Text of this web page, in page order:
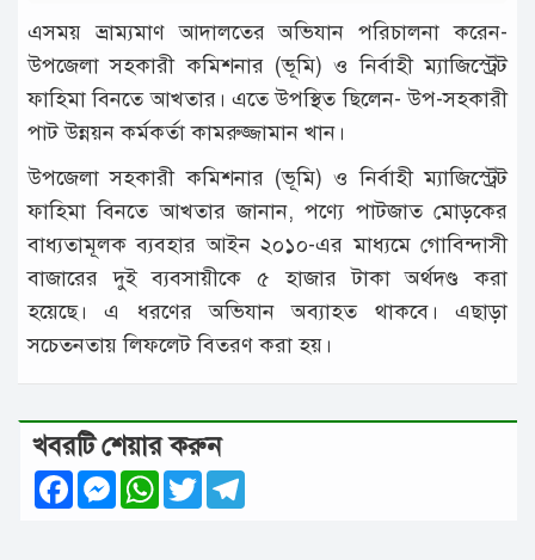
এসময় ভ্রাম্যমাণ আদালতের অভিযান পরিচালনা করেন-
উপজেলা সহকারী কমিশনার (ভূমি) ও নির্বাহী ম্যাজিস্ট্রেট
ফাহিমা বিনতে আখতার। এতে উপস্থিত ছিলেন- উপ-সহকারী
পাট উন্নয়ন কর্মকর্তা কামরুজ্জামান খান।
উপজেলা সহকারী কমিশনার (ভূমি) ও নির্বাহী ম্যাজিস্ট্রেট
ফাহিমা বিনতে আখতার জানান, পণ্যে পাটজাত মোড়কের
বাধ্যতামূলক ব্যবহার আইন ২০১০-এর মাধ্যমে গোবিন্দাসী
বাজারের দুই ব্যবসায়ীকে ৫ হাজার টাকা অর্থদণ্ড করা
হয়েছে। এ ধরণের অভিযান অব্যাহত থাকবে। এছাড়া
সচেতনতায় লিফলেট বিতরণ করা হয়।
খবরটি শেয়ার করুন
FacebookMessenger
WhatsApp
Twitter